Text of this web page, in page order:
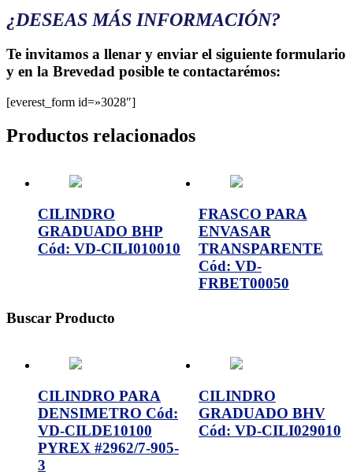
¿DESEAS MÁS INFORMACIÓN?
Te invitamos a llenar y enviar el siguiente formulario
y en la Brevedad posible te contactarémos:
[everest_form id=»3028″]
Productos relacionados
CILINDRO
GRADUADO BHP
Cód: VD-CILI010010
FRASCO PARA
ENVASAR
TRANSPARENTE
Cód: VD-
FRBET00050
CILINDRO PARA
DENSIMETRO Cód:
VD-CILDE10100
PYREX #2962/7-905-
3
CILINDRO
GRADUADO BHV
Cód: VD-CILI029010
Buscar Producto